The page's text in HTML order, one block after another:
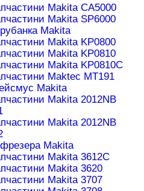
Makita CA5000
Makita SP6000
Makita
Makita KP0800
Makita KP0810
Makita KP0810C
Maktec MT191
Makita
Makita 2012NB
Makita 2012NB
Makita
Makita 3612C
Makita 3620
Makita 3707